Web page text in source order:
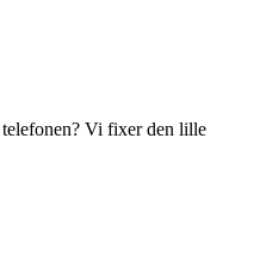
Vi fixer den lille